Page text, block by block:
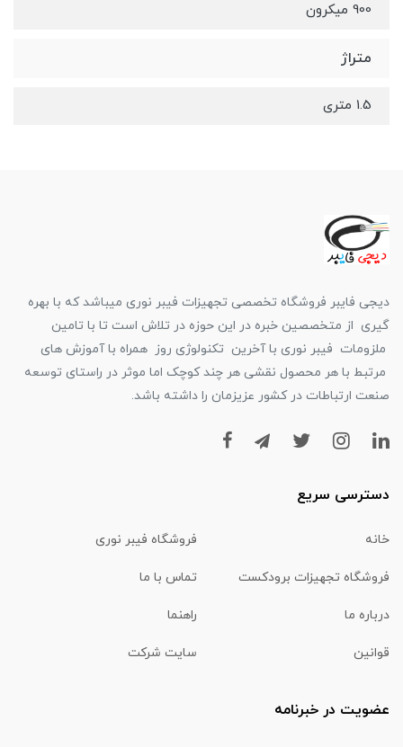
900 میکرون
متراژ
1.5 متری
دیجی فایبر فروشگاه تخصصی تجهیزات فیبر نوری میباشد که با بهره
گیری از متخصصین خبره در این حوزه در تلاش است تا با تامین
ملزومات فیبر نوری با آخرین تکنولوژی روز همراه با آموزش های
مرتبط با هر محصول نقشی هر چند کوچک اما موثر در راستای توسعه
صنعت ارتباطات در کشور عزیزمان را داشته باشد.
دسترسی سریع
خانه فروشگاه فیبر نوری
فروشگاه تجهیزات برودکست تماس با ما
درباره ما راهنما
قوانین سایت شرکت
عضویت در خبرنامه